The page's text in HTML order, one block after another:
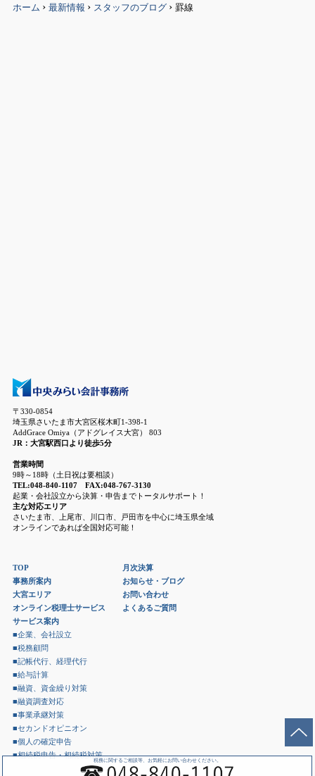
税務に関するご相談等、お気軽にお問い合わせください。
ホーム › 最新情報 › スタッフのブログ › 罫線
〒330-0854
埼玉県さいたま市大宮区桜木町1-398-1
AddGrace Omiya（アドグレイス大宮） 803
JR：大宮駅西口より徒歩5分
営業時間
9時～18時（土日祝は要相談）
TEL:048-840-1107 FAX:048-767-3130
起業・会社設立から決算・申告までトータルサポート！
主な対応エリア
さいたま市、上尾市、川口市、戸田市を中心に埼玉県全域
オンラインであれば全国対応可能！
TOP
事務所案内
大宮エリア
オンライン税理士サービス
サービス案内
■企業、会社設立
■税務顧問
■記帳代行、経理代行
■給与計算
■融資、資金繰り対策
■融資調査対応
■事業承継対策
■セカンドオピニオン
■個人の確定申告
■相続税申告・相続税対策
月次決算
お知らせ・ブログ
お問い合わせ
よくあるご質問